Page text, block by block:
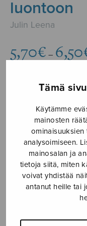
Tämä
Käytämme
mainosten
ominaisuuksien
analysoimiseen.
mainosalan ja
tietoja siitä, miten
voivat yhdistää
antanut heille tai
luontoon
Julin Leena
5,70€ – 6,50
Dodekafoninen
linturetki
Suomen
luontoon
KUVAUS